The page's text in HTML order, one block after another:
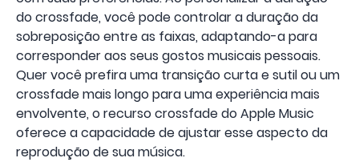
do crossfade, você pode controlar a duração da
sobreposição entre as faixas, adaptando-a para
corresponder aos seus gostos musicais pessoais.
Quer você prefira uma transição curta e sutil ou um
crossfade mais longo para uma experiência mais
envolvente, o recurso crossfade do Apple Music
oferece a capacidade de ajustar esse aspecto da
reprodução de sua música.